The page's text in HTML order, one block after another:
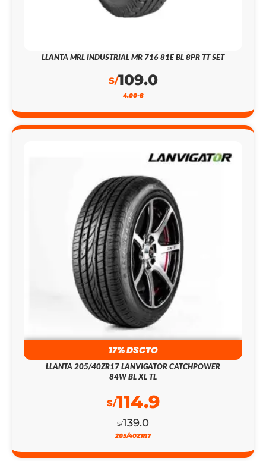
LLANTA MRL INDUSTRIAL MR 716 81E BL 8PR TT SET
S/109.0
4.00-8
17% DSCTO
LLANTA 205/40ZR17 LANVIGATOR CATCHPOWER
84W BL XL TL
S/139.0
S/114.9
205/40ZR17